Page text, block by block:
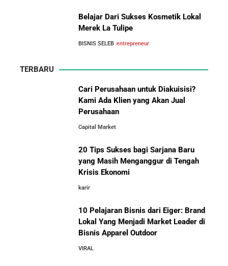
Belajar Dari Sukses Kosmetik Lokal
Merek La Tulipe
BISNIS SELEB entrepreneur
TERBARU
Cari Perusahaan untuk Diakuisisi?
Kami Ada Klien yang Akan Jual
Perusahaan
Capital Market
20 Tips Sukses bagi Sarjana Baru
yang Masih Menganggur di Tengah
Krisis Ekonomi
karir
10 Pelajaran Bisnis dari Eiger: Brand
Lokal Yang Menjadi Market Leader di
Bisnis Apparel Outdoor
VIRAL